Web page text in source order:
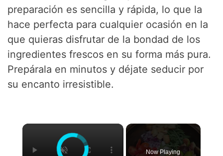
preparación es sencilla y rápida, lo que la
hace perfecta para cualquier ocasión en la
que quieras disfrutar de la bondad de los
ingredientes frescos en su forma más pura.
Prepárala en minutos y déjate seducir por
su encanto irresistible.
×
Now Playing